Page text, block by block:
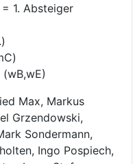
1. Absteiger
Max, Markus
Grzendowski,
Sondermann,
Ingo Pospiech,